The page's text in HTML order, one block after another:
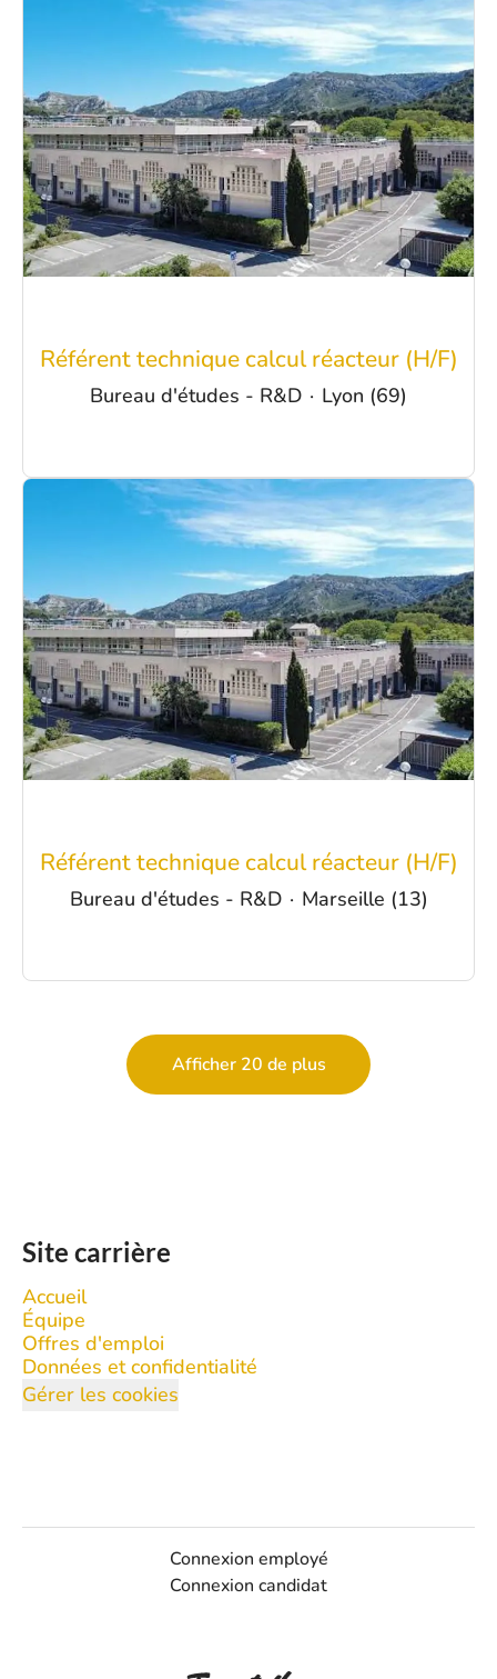
Référent technique calcul réacteur (H/F)
Bureau d'études - R&D · Lyon (69)
Référent technique calcul réacteur (H/F)
Bureau d'études - R&D · Marseille (13)
Afficher 20 de plus
Site carrière
Accueil
Équipe
Offres d'emploi
Données et confidentialité
Gérer les cookies
Connexion employé
Connexion candidat